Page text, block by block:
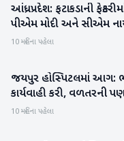
રાષ્ટ્રીય
આંધ્રપ્રદેશ: ફટાકડાની
પીએમ મોદી અને સીએમ
10 મહિના પહેલા
રાષ્ટ્રીય
જયપુર હોસ્પિટલમાં આગ:
કાર્યવાહી કરી, વળતરની
10 મહિના પહેલા